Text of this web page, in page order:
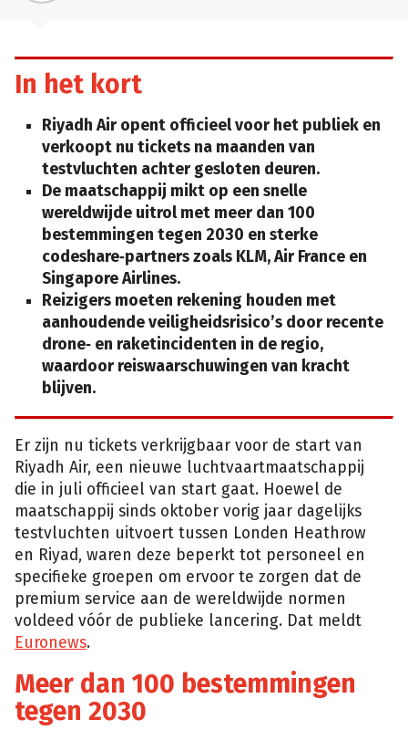
In het kort
Riyadh Air opent officieel voor het publiek en
verkoopt nu tickets na maanden van
testvluchten achter gesloten deuren.
De maatschappij mikt op een snelle
wereldwijde uitrolmet meer dan 100
bestemmingen tegen 2030 en sterke
codeshare‑partners zoals KLM, Air France en
Singapore Airlines.
Reizigers moeten rekening houden met
aanhoudende veiligheidsrisico’s door recente
drone‑ en raketincidenten in de regio,
waardoor reiswaarschuwingen van kracht
blijven.
Er zijn nu tickets verkrijgbaar voor de start van
Riyadh Air, een nieuwe luchtvaartmaatschappij
die in juli officieel van start gaat. Hoewel de
maatschappij sinds oktober vorig jaar dagelijks
testvluchten uitvoert tussen Londen Heathrow
en Riyad, waren deze beperkt tot personeel en
specifieke groepen om ervoor te zorgen dat de
premium service aan de wereldwijde normen
voldeed vóór de publieke lancering. Dat meldt
Euronews.
Meer dan 100 bestemmingen
tegen 2030